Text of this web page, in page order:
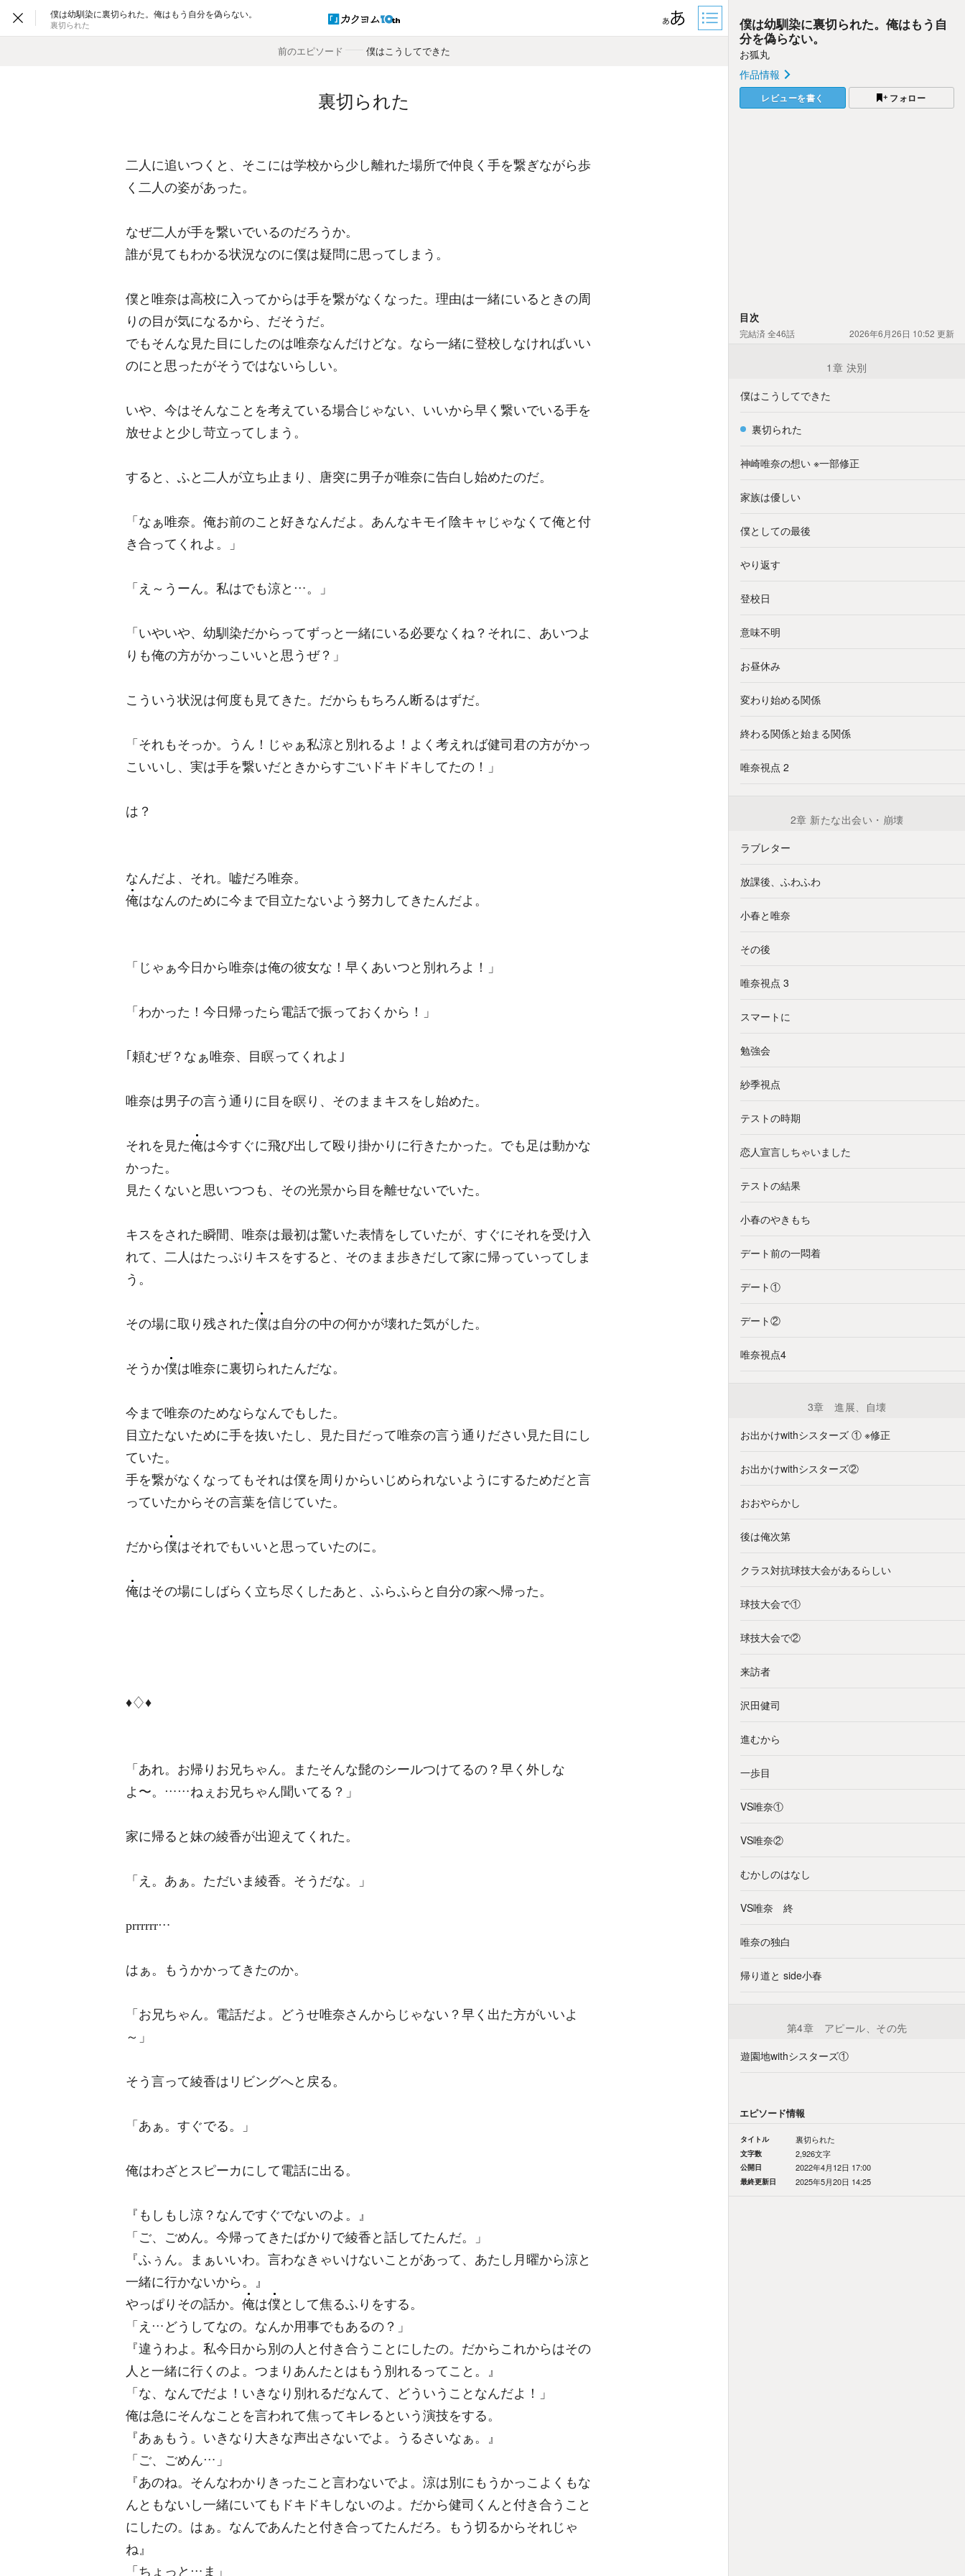
僕は幼馴染に裏切られた。俺はもう自分を偽らない。
裏切られた
前のエピソード
―― 僕はこうしてできた
裏切られた
二人に追いつくと、そこには学校から少し離れた場所で仲良く手を繋ぎながら歩
く二人の姿があった。
なぜ二人が手を繋いでいるのだろうか。
誰が見てもわかる状況なのに僕は疑問に思ってしまう。
僕と唯奈は高校に入ってからは手を繋がなくなった。理由は一緒にいるときの周
りの目が気になるから、だそうだ。
でもそんな見た目にしたのは唯奈なんだけどな。なら一緒に登校しなければいい
のにと思ったがそうではないらしい。
いや、今はそんなことを考えている場合じゃない、いいから早く繋いでいる手を
放せよと少し苛立ってしまう。
すると、ふと二人が立ち止まり、唐突に男子が唯奈に告白し始めたのだ。
「なぁ唯奈。俺お前のこと好きなんだよ。あんなキモイ陰キャじゃなくて俺と付
き合ってくれよ。」
「え～うーん。私はでも涼と…。」
「いやいや、幼馴染だからってずっと一緒にいる必要なくね？それに、あいつよ
りも俺の方がかっこいいと思うぜ？」
こういう状況は何度も見てきた。だからもちろん断るはずだ。
「それもそっか。うん！じゃぁ私涼と別れるよ！よく考えれば健司君の方がかっ
こいいし、実は手を繋いだときからすごいドキドキしてたの！」
は？
なんだよ、それ。嘘だろ唯奈。
俺はなんのために今まで目立たないよう努力してきたんだよ。
「じゃぁ今日から唯奈は俺の彼女な！早くあいつと別れろよ！」
「わかった！今日帰ったら電話で振っておくから！」
｢頼むぜ？なぁ唯奈、目瞑ってくれよ｣
唯奈は男子の言う通りに目を瞑り、そのままキスをし始めた。
それを見た俺は今すぐに飛び出して殴り掛かりに行きたかった。でも足は動かな
かった。
見たくないと思いつつも、その光景から目を離せないでいた。
キスをされた瞬間、唯奈は最初は驚いた表情をしていたが、すぐにそれを受け入
れて、二人はたっぷりキスをすると、そのまま歩きだして家に帰っていってしま
う。
その場に取り残された僕は自分の中の何かが壊れた気がした。
そうか僕は唯奈に裏切られたんだな。
今まで唯奈のためならなんでもした。
目立たないために手を抜いたし、見た目だって唯奈の言う通りださい見た目にし
ていた。
手を繋がなくなってもそれは僕を周りからいじめられないようにするためだと言
っていたからその言葉を信じていた。
だから僕はそれでもいいと思っていたのに。
俺はその場にしばらく立ち尽くしたあと、ふらふらと自分の家へ帰った。
♦♢♦
「あれ。お帰りお兄ちゃん。またそんな髭のシールつけてるの？早く外しな
よ〜。……ねぇお兄ちゃん聞いてる？」
家に帰ると妹の綾香が出迎えてくれた。
「え。あぁ。ただいま綾香。そうだな。」
prrrrrr…
はぁ。もうかかってきたのか。
「お兄ちゃん。電話だよ。どうせ唯奈さんからじゃない？早く出た方がいいよ
～」
そう言って綾香はリビングへと戻る。
「あぁ。すぐでる。」
俺はわざとスピーカにして電話に出る。
『もしもし涼？なんですぐでないのよ。』
「ご、ごめん。今帰ってきたばかりで綾香と話してたんだ。」
『ふぅん。まぁいいわ。言わなきゃいけないことがあって、あたし月曜から涼と
一緒に行かないから。』
やっぱりその話か。 俺は僕 として焦るふりをする。
「え…どうしてなの。なんか用事でもあるの？」
『違うわよ。私今日から別の人と付き合うことにしたの。だからこれからはその
人と一緒に行くのよ。つまりあんたとはもう別れるってこと。』
「な、なんでだよ！いきなり別れるだなんて、どういうことなんだよ！」
俺は急にそんなことを言われて焦ってキレるという演技をする。
『あぁもう。いきなり大きな声出さないでよ。うるさいなぁ。』
「ご、ごめん…」
『あのね。そんなわかりきったこと言わないでよ。涼は別にもうかっこよくもな
んともないし一緒にいてもドキドキしないのよ。だから健司くんと付き合うこと
にしたの。はぁ。なんであんたと付き合ってたんだろ。もう切るからそれじゃ
ね』
「ちょっと…ま」
僕は幼馴染に裏切られた。俺はもう自
分を偽らない。
お狐丸
作品情報
レビューを書く フォロー
目次
完結済全46話 2026年6月26日 10:52 更新
1章 決別
僕はこうしてできた
裏切られた
神崎唯奈の想い ※一部修正
家族は優しい
僕としての最後
やり返す
登校日
意味不明
お昼休み
変わり始める関係
終わる関係と始まる関係
唯奈視点 2
2章 新たな出会い・崩壊
ラブレター
放課後、ふわふわ
小春と唯奈
その後
唯奈視点 3
スマートに
勉強会
紗季視点
テストの時期
恋人宣言しちゃいました
テストの結果
小春のやきもち
デート前の一悶着
デート①
デート②
唯奈視点4
3章 進展、自壊
お出かけwithシスターズ ① ※修正
お出かけwithシスターズ②
おおやらかし
後は俺次第
クラス対抗球技大会があるらしい
球技大会で①
球技大会で②
来訪者
沢田健司
進むから
一歩目
VS唯奈①
VS唯奈②
むかしのはなし
VS唯奈 終
唯奈の独白
帰り道と side小春
第4章 アピール、その先
遊園地withシスターズ①
エピソード情報
タイトル 裏切られた
文字数 2,926文字
公開日 2022年4月12日 17:00
最終更新日 2025年5月20日 14:25